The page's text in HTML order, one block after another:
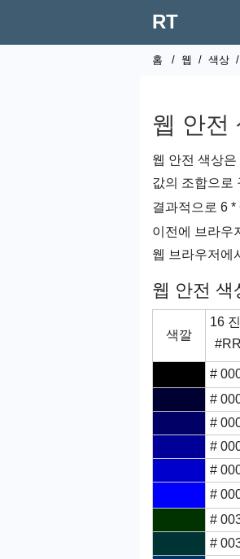
RT
홈 / 웹 / 색상
웹 안전
웹 안전 색상
값의 조합으로
결과적으로 6 *
이전에 브라우
웹 브라우저에
웹 안전 색
색깔
16
#
#
#
#
#
#
#
#